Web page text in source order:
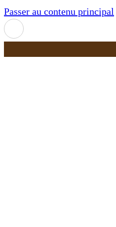
Passer au contenu principal